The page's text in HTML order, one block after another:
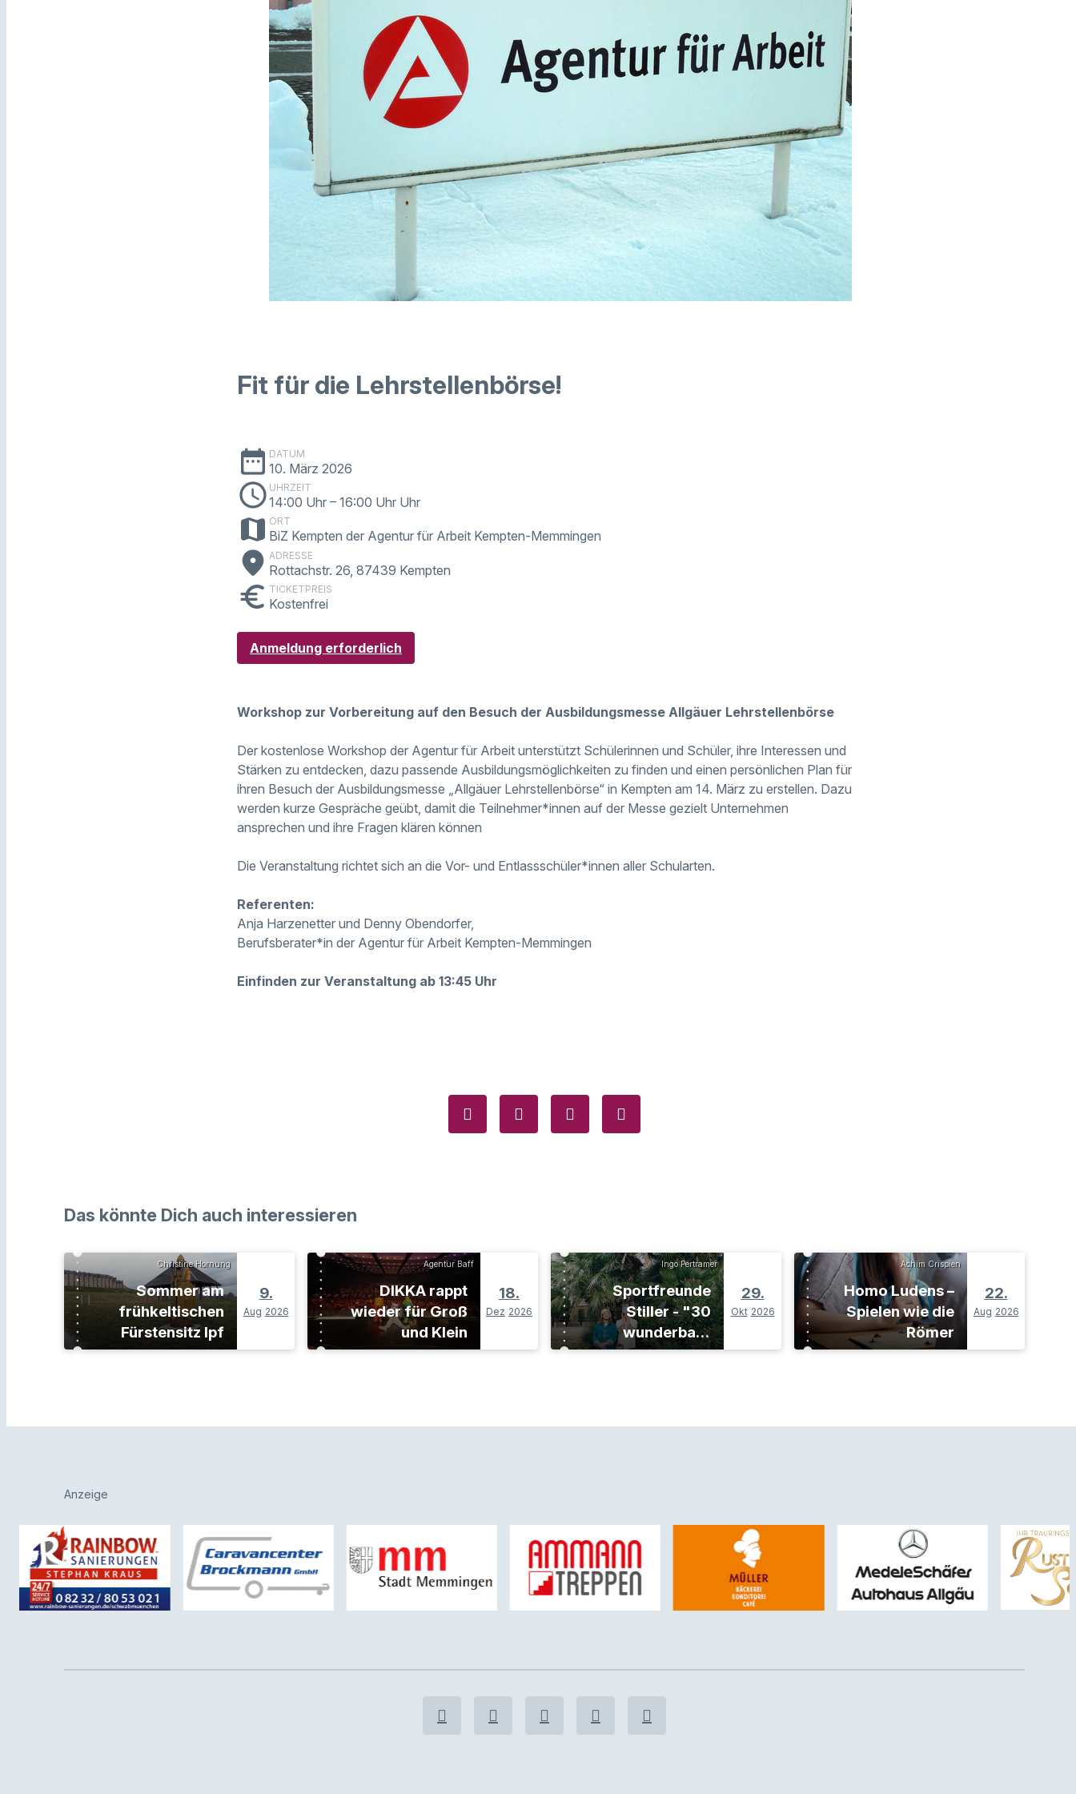
Fit für die Lehrstellenbörse!
date_range DATUM
10. März 2026
schedule UHRZEIT
14:00 Uhr – 16:00 Uhr Uhr
map ORT
BiZ Kempten der Agentur für Arbeit Kempten-Memmingen
place ADRESSE
Rottachstr. 26, 87439 Kempten
euro TICKETPREIS
Kostenfrei
Anmeldung erforderlich
Workshop zur Vorbereitung auf den Besuch der Ausbildungsmesse Allgäuer Lehrstellenbörse
Der kostenlose Workshop der Agentur für Arbeit unterstützt Schülerinnen und Schüler, ihre Interessen und
Stärken zu entdecken, dazu passende Ausbildungsmöglichkeiten zu finden und einen persönlichen Plan für
ihren Besuch der Ausbildungsmesse „Allgäuer Lehrstellenbörse“ in Kempten am 14. März zu erstellen. Dazu
werden kurze Gespräche geübt, damit die Teilnehmer*innen auf der Messe gezielt Unternehmen
ansprechen und ihre Fragen klären können
Die Veranstaltung richtet sich an die Vor- und Entlassschüler*innen aller Schularten.
Referenten:
Anja Harzenetter und Denny Obendorfer,
Berufsberater*in der Agentur für Arbeit Kempten-Memmingen
Einfinden zur Veranstaltung ab 13:45 Uhr
Das könnte Dich auch interessieren
Christine Hornung
Sommer am
frühkeltischen
Fürstensitz Ipf
9.
Aug 2026
Agentur Baff
DIKKA rappt
wieder für Groß
und Klein
18.
Dez 2026
Ingo Pertramer
Sportfreunde
Stiller - "30
wunderbare
Jahre"-Tour
29.
Okt 2026
Achim Crispien
Homo Ludens –
Spielen wie die
Römer
22.
Aug 2026
Anzeige